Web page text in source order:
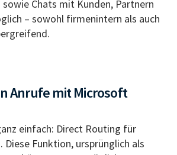
Chats mit Kunden, Partnern
– sowohl firmenintern als auch
Anrufe mit Microsoft
einfach: Direct Routing für
Diese Funktion, ursprünglich als